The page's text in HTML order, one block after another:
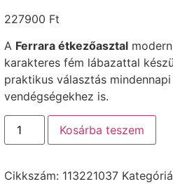
227900 Ft
A Ferrara étkezőasztal
karakteres fém lábazattal
praktikus választás
vendégségekhez is.
Kosárba teszem
Cikkszám: 113221037